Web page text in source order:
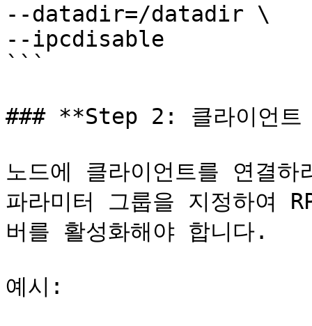
--datadir=/datadir \
--ipcdisable
```
### **Step 2: 클라이언트
노드에 클라이언트를 연
파라미터 그룹을 지정하여
버를 활성화해야 합니다.
예시: